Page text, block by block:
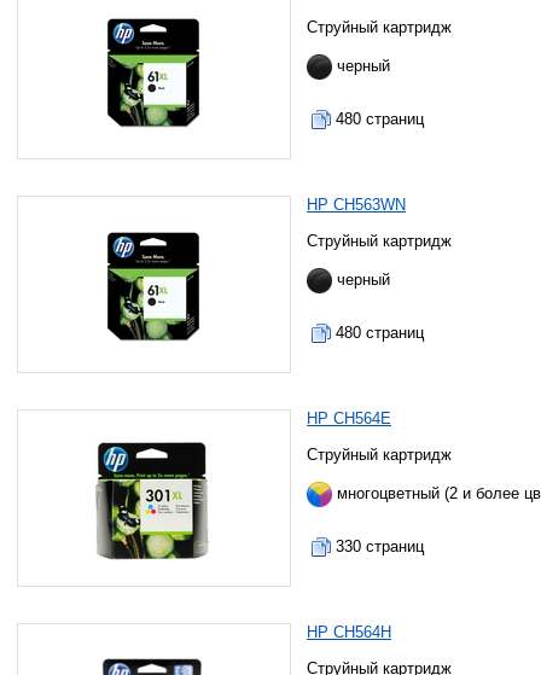
Струйный картридж
черный
480 страниц
HP CH563WN
Струйный картридж
черный
480 страниц
HP CH564E
Струйный картридж
многоцветный (2 и более
330 страниц
HP CH564H
Струйный картридж